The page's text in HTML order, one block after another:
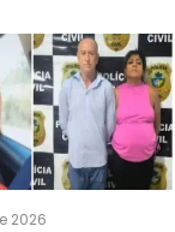
2026